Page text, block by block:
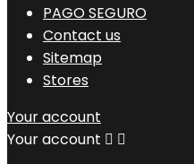
PAGO SEGURO
Contact us
Sitemap
Stores
Your account
Your account  